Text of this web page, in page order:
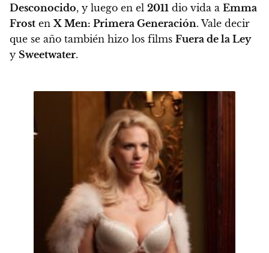
Desconocido, y luego en el 2011 dio vida a Emma
Frost en X Men: Primera Generación. Vale decir
que se año también hizo los films Fuera de la Ley
y Sweetwater.